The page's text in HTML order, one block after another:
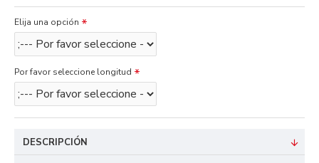
Elija una opción
Por favor seleccione longitud
DESCRIPCIÓN